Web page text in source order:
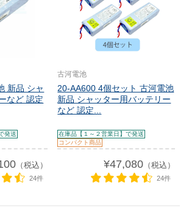
新品 シャ
など 認定
発送
（税込）
24件
古河電池
20-AA600 4個セット 古河電池
新品 シャッター用バッテリー
など 認定...
在庫品【１～２営業日】で発送
コンパクト商品
¥47,080（税込）
24件